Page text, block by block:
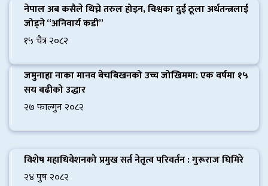
नेपाल अब कसैले थिच्ने तरुल होइन, विश्वका दुई ठूला अर्थतन्त्रलाई
जोड्ने “अनिवार्य कडी”
१५ चैत्र २०८२
जमुनाहा नाका मानव बेचबिखनको उच्च जोखिममा: एक वर्षमा १५
सय बढीको उद्धार
२७ फाल्गुन २०८२
विशेष महाधिवेशनको प्रमुख सर्त नेतृत्व परिवर्तन : गुरूराज घिमिरे
२४ पुष २०८२